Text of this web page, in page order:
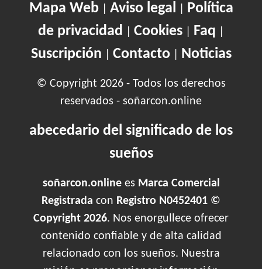
Mapa Web| Aviso legal
Política
de privacidad
Cookies Faq
Suscripción Contacto| Noticias
© Copyright 2026 - Todos los derechos
reservados - soñarcon.online
abecedario del significado de los
sueños
soñarcon.onlinees Marca Comercial
Registrada con Registro N0452401 ©
Copyright 2026. Nos enorgullece ofrecer
contenido confiable y de alta calidad
relacionado con los sueños. Nuestra